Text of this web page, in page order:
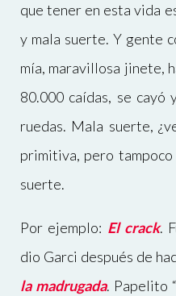
que tener en esta vida
y mala suerte. Y gente
mía, maravillosa jinete,
80.000 caídas, se cayó
ruedas. Mala suerte,
primitiva, pero
suerte.
Por ejemplo: El crack.
dio Garci después de
la madrugada. Papelito